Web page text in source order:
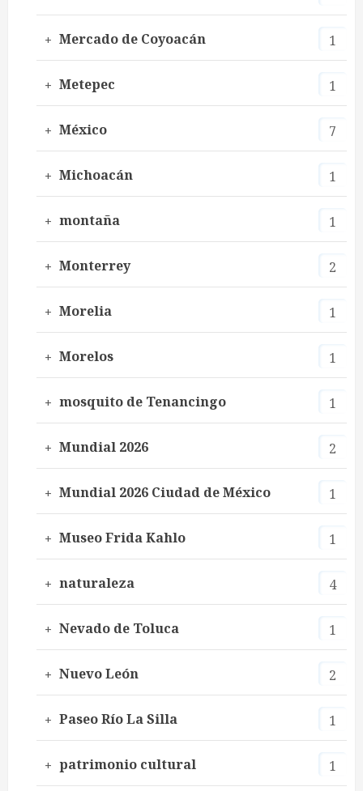
Mercado de Coyoacán 1
Metepec 1
México 7
Michoacán 1
montaña 1
Monterrey 2
Morelia 1
Morelos 1
mosquito de Tenancingo 1
Mundial 2026 2
Mundial 2026 Ciudad de México 1
Museo Frida Kahlo 1
naturaleza 4
Nevado de Toluca 1
Nuevo León 2
Paseo Río La Silla 1
patrimonio cultural 1